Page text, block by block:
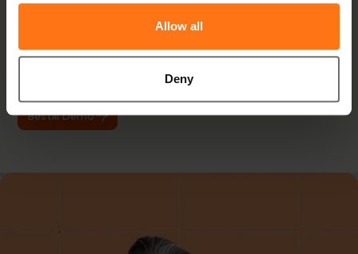
Allow all
Deny
effektivisere oppfølgingen og ta bedre beslutninger — med
en løsning skreddersydd for din bransje.
Bestill Demo